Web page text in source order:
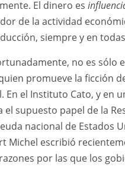
El dinero es
de la actividad
siempre y en
no es sólo
promueve la ficción
En el Instituto Cato, y en
el supuesto papel de la
nacional de Estados
Michel escribió
por las que los